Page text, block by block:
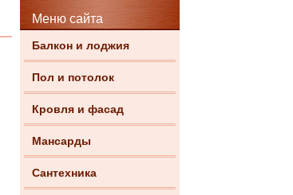
Меню сайта
Балкон и лоджия
Пол и потолок
Кровля и фасад
Мансарды
Сантехника